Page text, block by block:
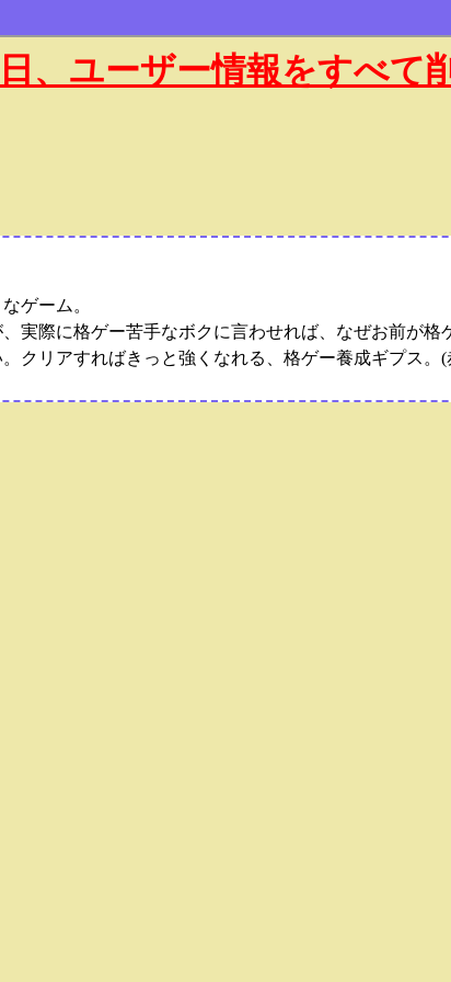
、ユーザー情報をすべて
ゲーム。
実際に格ゲー苦手なボクに言わせれば、なぜお前が
クリアすればきっと強くなれる、格ゲー養成ギプス。